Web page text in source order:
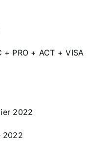
+ PRO + ACT + VISA
2022
2022